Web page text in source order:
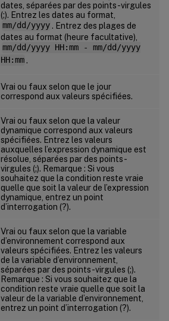
dates, séparées par des points-virgules
(;). Entrez les dates au format,
mm/dd/yyyy. Entrez des plages de
dates au format (heure facultative),
mm/dd/yyyy HH:mm - mm/dd/yyyy
HH:mm.
Vrai ou faux selon que le jour
correspond aux valeurs spécifiées.
Vrai ou faux selon que la valeur
dynamique correspond aux valeurs
spécifiées. Entrez les valeurs
auxquelles l’expression dynamique est
résolue, séparées par des points-
virgules (;). Remarque : Si vous
souhaitez que la condition reste vraie
quelle que soit la valeur de l’expression
dynamique, entrez un point
d’interrogation (?).
Vrai ou faux selon que la variable
d’environnement correspond aux
valeurs spécifiées. Entrez les valeurs
de la variable d’environnement,
séparées par des points-virgules (;).
Remarque : Si vous souhaitez que la
condition reste vraie quelle que soit la
valeur de la variable d’environnement,
entrez un point d’interrogation (?).